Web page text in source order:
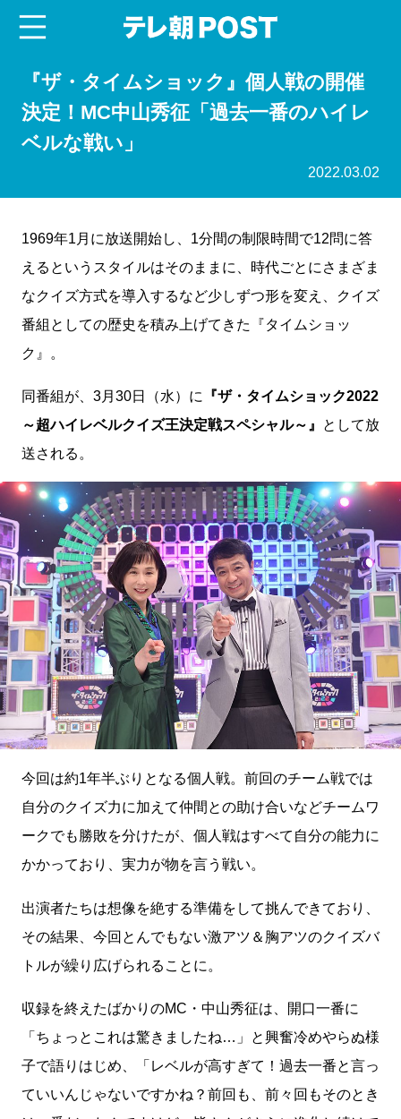
『ザ・タイムショック』個人戦の開催
決定！MC中山秀征「過去一番のハイレ
ベルな戦い」
2022.03.02
1969年1月に放送開始し、1分間の制限時間で12問に答
えるというスタイルはそのままに、時代ごとにさまざま
なクイズ方式を導入するなど少しずつ形を変え、クイズ
番組としての歴史を積み上げてきた『タイムショッ
ク』。
同番組が、3月30日（水）に
『ザ・タイムショック2022
～超ハイレベルクイズ王決定戦スペシャル～』
として放
送される。
今回は約1年半ぶりとなる個人戦。前回のチーム戦では
自分のクイズ力に加えて仲間との助け合いなどチームワ
ークでも勝敗を分けたが、個人戦はすべて自分の能力に
かかっており、実力が物を言う戦い。
出演者たちは想像を絶する準備をして挑んできており、
その結果、今回とんでもない激アツ＆胸アツのクイズバ
トルが繰り広げられることに。
収録を終えたばかりのMC・中山秀征は、開口一番に
「ちょっとこれは驚きましたね…」と興奮冷めやらぬ様
子で語りはじめ、「レベルが高すぎて！過去一番と言っ
ていいんじゃないですかね？前回も、前々回もそのとき